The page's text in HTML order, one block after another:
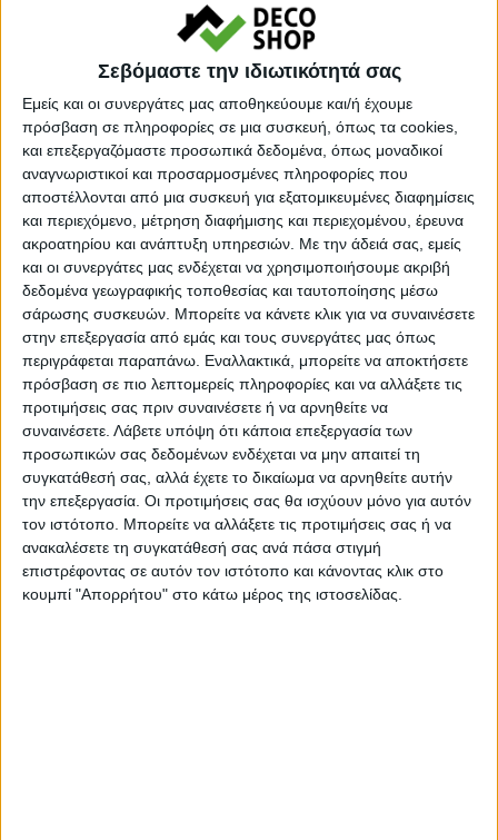
Σεβόμαστε την ιδιωτικότητά σας
Εμείς και οι συνεργάτες μας αποθηκεύουμε και/ή έχουμε
πρόσβαση σε πληροφορίες σε μια συσκευή, όπως τα cookies,
και επεξεργαζόμαστε προσωπικά δεδομένα, όπως μοναδικοί
αναγνωριστικοί και προσαρμοσμένες πληροφορίες που
αποστέλλονται από μια συσκευή για εξατομικευμένες διαφημίσεις
και περιεχόμενο, μέτρηση διαφήμισης και περιεχομένου, έρευνα
ακροατηρίου και ανάπτυξη υπηρεσιών. Με την άδειά σας, εμείς
και οι συνεργάτες μας ενδέχεται να χρησιμοποιήσουμε ακριβή
δεδομένα γεωγραφικής τοποθεσίας και ταυτοποίησης μέσω
σάρωσης συσκευών. Μπορείτε να κάνετε κλικ για να συναινέσετε
στην επεξεργασία από εμάς και τους συνεργάτες μας όπως
περιγράφεται παραπάνω. Εναλλακτικά, μπορείτε να αποκτήσετε
πρόσβαση σε πιο λεπτομερείς πληροφορίες και να αλλάξετε τις
προτιμήσεις σας πριν συναινέσετε ή να αρνηθείτε να
συναινέσετε. Λάβετε υπόψη ότι κάποια επεξεργασία των
προσωπικών σας δεδομένων ενδέχεται να μην απαιτεί τη
συγκατάθεσή σας, αλλά έχετε το δικαίωμα να αρνηθείτε αυτήν
την επεξεργασία. Οι προτιμήσεις σας θα ισχύουν μόνο για αυτόν
τον ιστότοπο. Μπορείτε να αλλάξετε τις προτιμήσεις σας ή να
ανακαλέσετε τη συγκατάθεσή σας ανά πάσα στιγμή
επιστρέφοντας σε αυτόν τον ιστότοπο και κάνοντας κλικ στο
κουμπί "Απορρήτου" στο κάτω μέρος της ιστοσελίδας.
Artekko Dia Ασημί Μεταλλικός
Στρογγυλός Καθρέπτης Τοίχου
(80×3.5×80)cm
164,00€
Almirah Καθρέπτης με Σκάλισμα
Ξύλο/Γυαλί Λευκή Πατίνα
212,00€
ΚΑΘΡΕΠΤΕΣ ΚΑΘΡΕΠΤΕΣ